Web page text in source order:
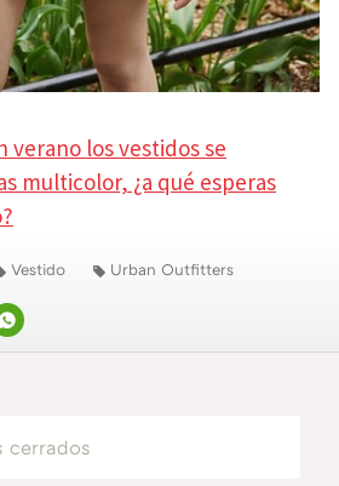
verano los vestidos se
multicolor, ¿a qué esperas
Vestido Urban Outfitters
cerrados